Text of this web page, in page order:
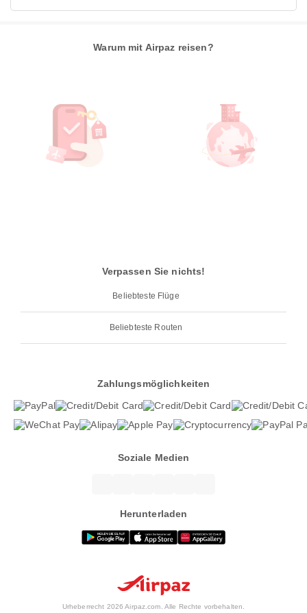
Warum mit Airpaz reisen?
Verpassen Sie nichts!
Beliebteste Flüge
Beliebteste Routen
Zahlungsmöglichkeiten
Soziale Medien
Herunterladen
Urheberrecht 2026 Airpaz.com. Alle Rechte vorbehalten.